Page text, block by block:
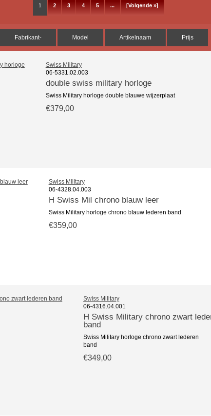
1 2 3 4 5 ... [Volgende »]
Fabrikant- Model Artikelnaam Prijs
Swiss Military
06-5331.02.003
double swiss military horloge
Swiss Military horloge double blauwe wijzerplaat
€379,00
Swiss Military
06-4328.04.003
H Swiss Mil chrono blauw leer
Swiss Military horloge chrono blauw lederen band
€359,00
Swiss Military
06-4316.04.001
H Swiss Military chrono zwart
band
Swiss Military horloge chrono zwart lederen
band
€349,00